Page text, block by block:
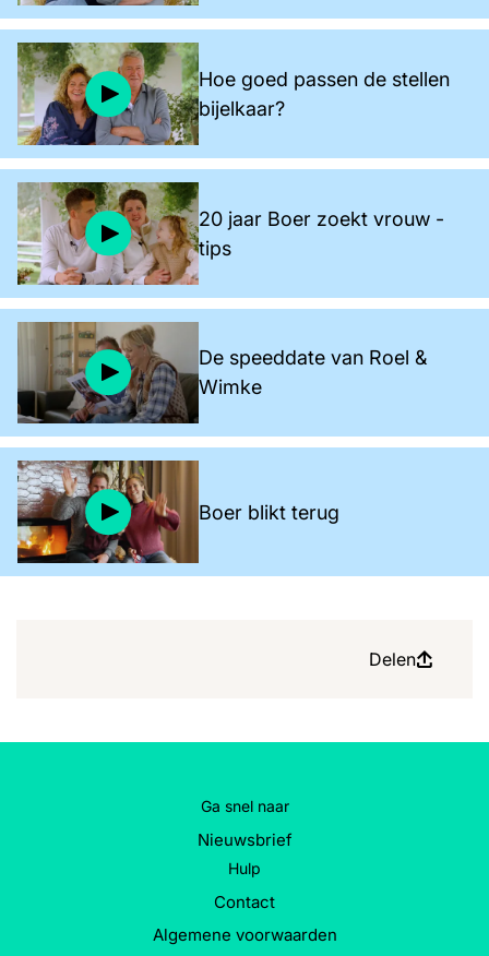
Hoe goed passen de stellen
bijelkaar?
20 jaar Boer zoekt vrouw -
tips
De speeddate van Roel &
Wimke
Boer blikt terug
Delen
Ga snel naar
Nieuwsbrief
Hulp
Contact
Algemene voorwaarden